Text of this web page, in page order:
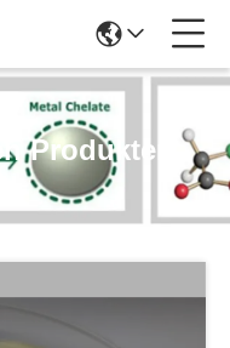
Produkten